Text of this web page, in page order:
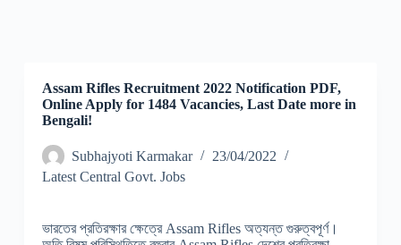
Assam Rifles Recruitment 2022 Notification PDF,
Online Apply for 1484 Vacancies, Last Date more in
Bengali!
Subhajyoti Karmakar
23/04/2022
Latest Central Govt. Jobs
ভারতের প্রতিরক্ষার ক্ষেত্রে Assam Rifles অত্যন্ত গুরুত্বপূর্ণ।